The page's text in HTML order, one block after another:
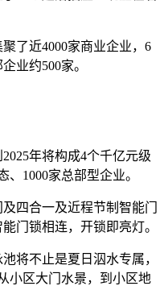
了近4000家商业企业，6
业约500家。
年将构成4个千亿元级
1000家总部型企业。
合一及近程节制智能门
门锁相连，开锁即亮灯。
不止是夏日泅水专属，
小区大门水景，到小区地